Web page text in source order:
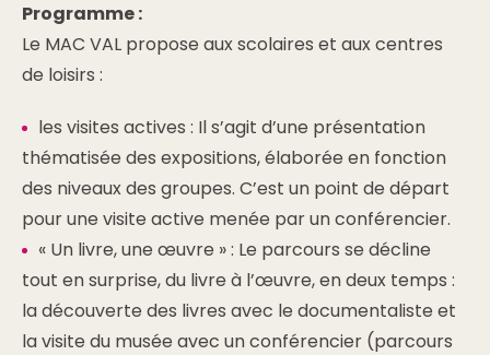
Programme :
Le MAC VAL propose aux scolaires et aux centres
de loisirs :
les visites actives : Il s’agit d’une présentation
thématisée des expositions, élaborée en fonction
des niveaux des groupes. C’est un point de départ
pour une visite active menée par un conférencier.
« Un livre, une œuvre » : Le parcours se décline
tout en surprise, du livre à l’œuvre, en deux temps :
la découverte des livres avec le documentaliste et
la visite du musée avec un conférencier (parcours